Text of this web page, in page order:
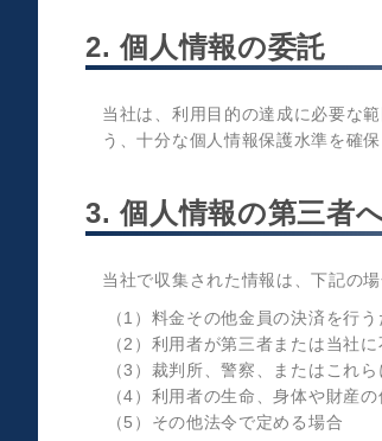
2. 個人情報の委託
当社は、利用目的の達成に必要な
う、十分な個人情報保護水準を確
3. 個人情報の第三者
当社で収集された情報は、下記の
（1）料金その他金員の決済を行
（2）利用者が第三者または当社
（3）裁判所、警察、またはこれ
（4）利用者の生命、身体や財産
（5）その他法令で定める場合